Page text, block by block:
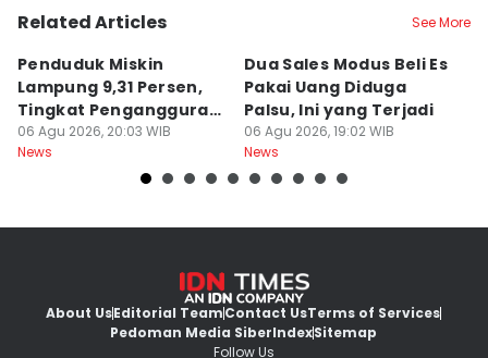
Related Articles See More
Penduduk Miskin
Lampung 9,31 Persen,
Tingkat Pengangguran
Terbuka Naik
06 Agu 2026, 20:03 WIB
News
Dua Sales Modus Beli Es
Pakai Uang Diduga
Palsu, Ini yang Terjadi
06 Agu 2026, 19:02 WIB
News
About UsEditorial TeamContact UsTerms of Services
Pedoman Media SiberIndexSitemap
Follow Us